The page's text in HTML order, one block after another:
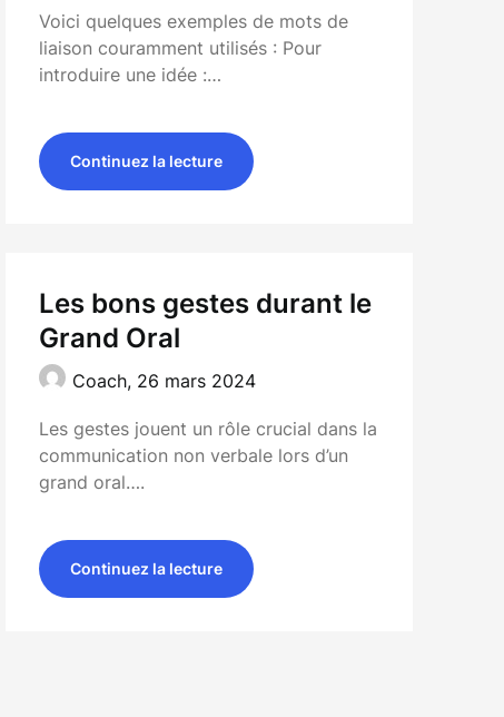
Voici quelques exemples de mots de
liaison couramment utilisés : Pour
introduire une idée :…
Continuez la lecture
Les bons gestes durant le
Grand Oral
Coach, 26 mars 2024
Les gestes jouent un rôle crucial dans la
communication non verbale lors d’un
grand oral….
Continuez la lecture